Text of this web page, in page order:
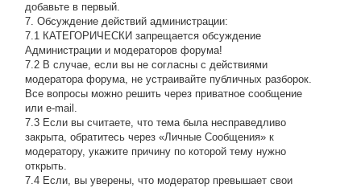
добавьте в первый.
7. Обсуждение действий администрации:
7.1 КАТЕГОРИЧЕСКИ запрещается обсуждение
Администрации и модераторов форума!
7.2 В случае, если вы не согласны с действиями
модератора форума, не устраивайте публичных разборок.
Все вопросы можно решить через приватное сообщение
или e-mail.
7.3 Если вы считаете, что тема была несправедливо
закрыта, обратитесь через «Личные Сообщения» к
модератору, укажите причину по которой тему нужно
открыть.
7.4 Если, вы уверены, что модератор превышает свои